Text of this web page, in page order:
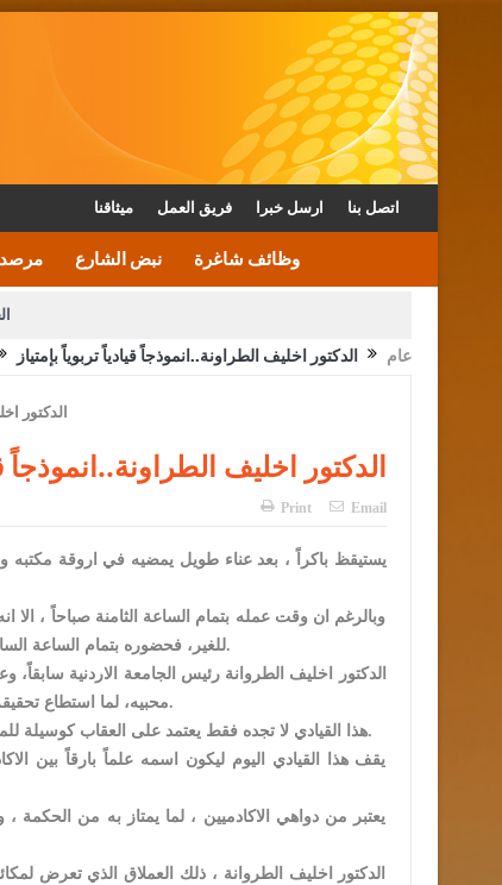
ميثاقنا فريق العمل ارسل خبرا اتصل بنا
مرصد نبض الشارع وظائف شاغرة
الأمن يتلف 16 مليون حبة كبتاجون و1480 كغم مواد مخدرة
القاضي يلتقي رؤساء
الملك يتلقى اتصالا هاتفيا من العاهل البحريني
عام الدكتور اخليف الطراونة..انموذجاً قيادياً تربوياً بإمتياز
الدكتور اخليف الطراونة..انموذجاً
Print Email
يستيقظ باكراً ، بعد عناء طويل يمضيه في اروقة مكتبه
وبالرغم ان وقت عمله بتمام الساعة الثامنة صباحاً ،
للغير، فحضوره بتمام الساعة السابعة والربع الى مكتبه أثر كثيراً بمن حوله،ودرساً لا يمكن لعقارب الساعة ان تحدد مصيره.
الدكتور اخليف الطروانة رئيس الجامعة الاردنية
محبيه، لما استطاع تحقيقه من نجاحات متتالية، واساليب متطورة في النهوض بالخطط التربوية، والمناهج الدراسية.
هذا القيادي لا تجده فقط يعتمد على العقاب كوسيلة للمخطئ، بل يلجأ كـ’اكاديمي تربوي’ الى اعطاء النصح والارشاد لاصلاح المجتمع بما يستطيع.
يقف هذا القيادي اليوم ليكون اسمه علماً بارقاً بين
يعتبر من دواهي الاكادميين ، لما يمتاز به من الحكمة
الدكتور اخليف الطروانة ، ذلك العملاق الذي تعرض